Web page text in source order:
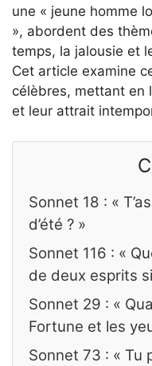
une « jeune homme
», abordent des
temps, la jalousie et
Cet article examine
célèbres, mettant en
et leur attrait
Sonnet 18 : «
d’été ? »
Sonnet 116 : «
de deux esprits
Sonnet 29 : «
Fortune et les
Sonnet 73 : « Tu